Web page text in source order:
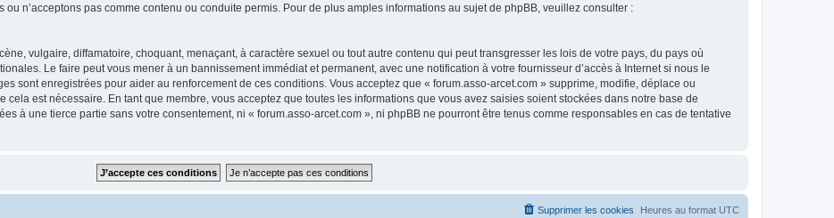
ou n’acceptons pas comme contenu ou conduite permis. Pour de plus amples informations au sujet de phpBB, veuillez consulter :
vulgaire, diffamatoire, choquant, menaçant, à caractère sexuel ou tout autre contenu qui peut transgresser les lois de votre pays, du pays où
Le faire peut vous mener à un bannissement immédiat et permanent, avec une notification à votre fournisseur d’accès à Internet si nous le
sont enregistrées pour aider au renforcement de ces conditions. Vous acceptez que « forum.asso-arcet.com » supprime, modifie, déplace ou
cela est nécessaire. En tant que membre, vous acceptez que toutes les informations que vous avez saisies soient stockées dans notre base de
à une tierce partie sans votre consentement, ni « forum.asso-arcet.com », ni phpBB ne pourront être tenus comme responsables en cas de tentative
Heures au format UTC
Supprimer les cookies